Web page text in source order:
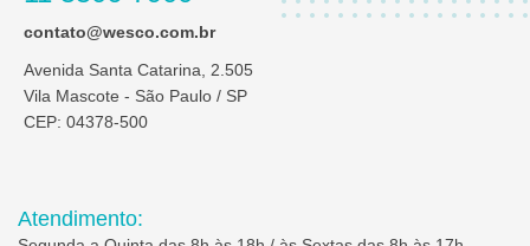
contato@wesco.com.br
Avenida Santa Catarina, 2.505
Vila Mascote - São Paulo / SP
CEP: 04378-500
Atendimento: